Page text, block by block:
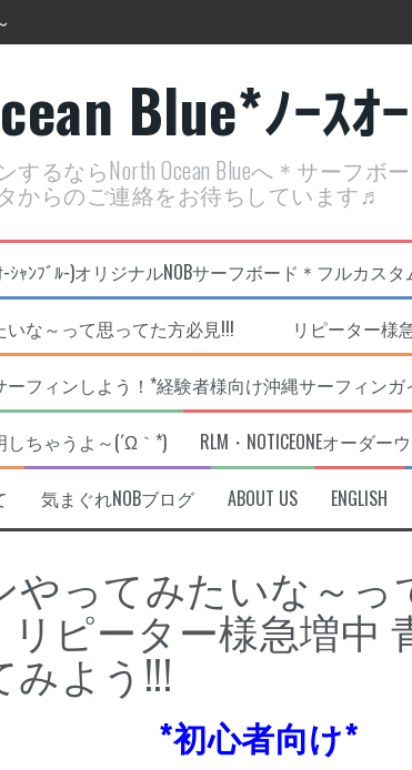
ました〜
ざ～した！
ターーーー！！！
Blue*ﾉｰｽｵ
するならNorth Ocean Blueへ＊サーフ
からのご連絡をお待ちしています♬
-ｽｵ-ｼｬﾝﾌﾞﾙ-)オリジナルNOBサーフボード＊フルカス
いな～って思ってた方必見!!! リピーター様急
フィンしよう！*経験者様向け沖縄サーフィンガ
ちゃうよ～(´Ω｀*) RLM・NOTICEONEオーダ
気まぐれNOBブログ ABOUT US ENGLISH
やってみたいな～っ
ター様急増中
みよう!!!
*初心者向け*